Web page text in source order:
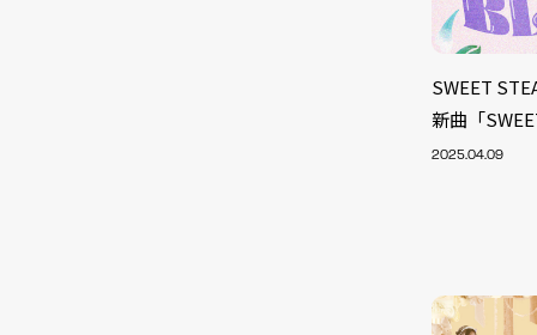
SWEET
新曲「
2025.04.09